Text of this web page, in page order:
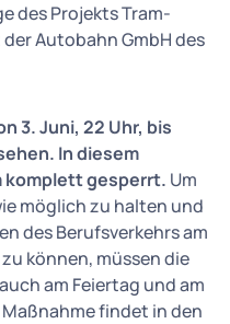
des Projekts Tram-
Autobahn GmbH des
3. Juni, 22 Uhr, bis
In diesem
komplett gesperrt. Um
möglich zu halten und
des Berufsverkehrs am
können, müssen die
am Feiertag und am
findet in den